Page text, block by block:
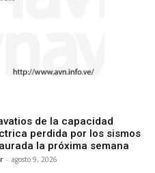
de la capacidad
perdida por los sismos
la próxima semana
- agosto 9, 2026